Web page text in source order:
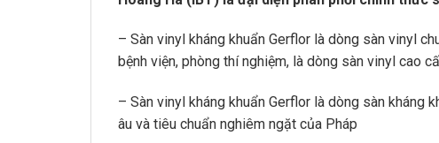
– Sàn vinyl kháng khuẩn Gerflor là dòng sàn vinyl
bệnh viện, phòng thí nghiệm, là dòng sàn vinyl cao
– Sàn vinyl kháng khuẩn Gerflor là dòng sàn kháng
âu và tiêu chuẩn nghiêm ngặt của Pháp